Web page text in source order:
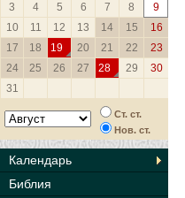
3
4 5 6 7 8
9
10
11 12 13 14 15
16
17
18 19 20 21 22
23
24
25 26 27 28 29
30
31
Ст. ст.
Нов. ст.
Календарь
Библия